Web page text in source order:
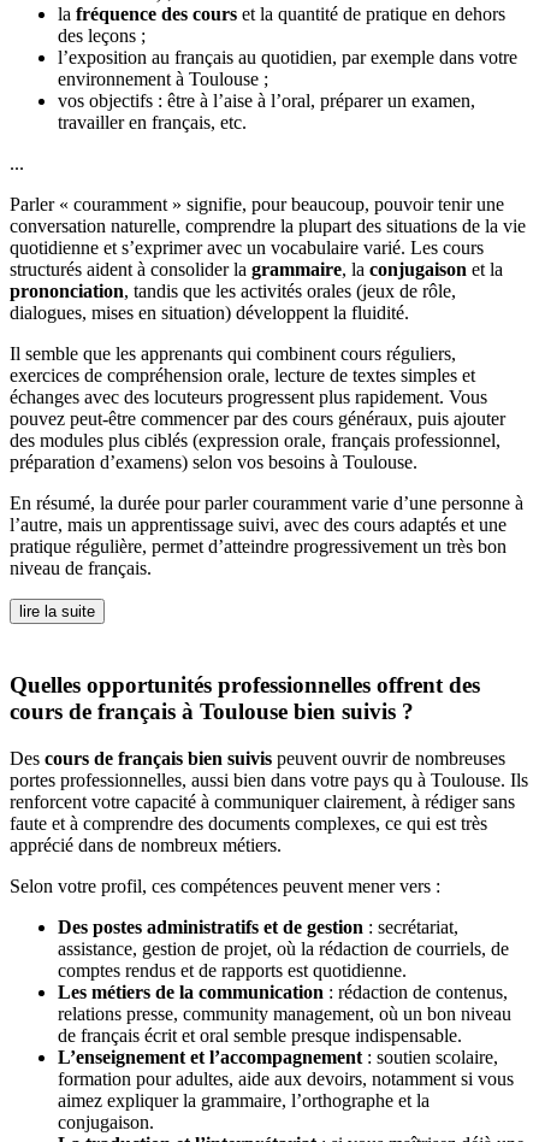
la fréquence des cours et la quantité de pratique en dehors
des leçons ;
l’exposition au français au quotidien, par exemple dans votre
environnement à Toulouse ;
vos objectifs : être à l’aise à l’oral, préparer un examen,
travailler en français, etc.
...
Parler « couramment » signifie, pour beaucoup, pouvoir tenir une
conversation naturelle, comprendre la plupart des situations de la vie
quotidienne et s’exprimer avec un vocabulaire varié. Les cours
structurés aident à consolider la grammaire, la conjugaison et la
prononciation, tandis que les activités orales (jeux de rôle,
dialogues, mises en situation) développent la fluidité.
Il semble que les apprenants qui combinent cours réguliers,
exercices de compréhension orale, lecture de textes simples et
échanges avec des locuteurs progressent plus rapidement. Vous
pouvez peut-être commencer par des cours généraux, puis ajouter
des modules plus ciblés (expression orale, français professionnel,
préparation d’examens) selon vos besoins à Toulouse.
En résumé, la durée pour parler couramment varie d’une personne à
l’autre, mais un apprentissage suivi, avec des cours adaptés et une
pratique régulière, permet d’atteindre progressivement un très bon
niveau de français.
lire la suite
Quelles opportunités professionnelles offrent des
cours de français à Toulouse bien suivis ?
Des cours de français bien suivis peuvent ouvrir de nombreuses
portes professionnelles, aussi bien dans votre pays qu à Toulouse. Ils
renforcent votre capacité à communiquer clairement, à rédiger sans
faute et à comprendre des documents complexes, ce qui est très
apprécié dans de nombreux métiers.
Selon votre profil, ces compétences peuvent mener vers :
Des postes administratifs et de gestion : secrétariat,
assistance, gestion de projet, où la rédaction de courriels, de
comptes rendus et de rapports est quotidienne.
Les métiers de la communication : rédaction de contenus,
relations presse, community management, où un bon niveau
de français écrit et oral semble presque indispensable.
L’enseignement et l’accompagnement : soutien scolaire,
formation pour adultes, aide aux devoirs, notamment si vous
aimez expliquer la grammaire, l’orthographe et la
conjugaison.